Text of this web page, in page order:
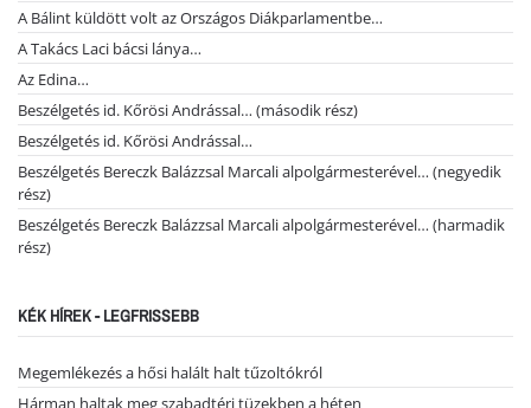
A Bálint küldött volt az Országos Diákparlamentbe…
A Takács Laci bácsi lánya…
Az Edina…
Beszélgetés id. Kőrösi Andrással… (második rész)
Beszélgetés id. Kőrösi Andrással…
Beszélgetés Bereczk Balázzsal Marcali alpolgármesterével… (negyedik
rész)
Beszélgetés Bereczk Balázzsal Marcali alpolgármesterével… (harmadik
rész)
KÉK HÍREK - LEGFRISSEBB
Megemlékezés a hősi halált halt tűzoltókról
Hárman haltak meg szabadtéri tüzekben a héten